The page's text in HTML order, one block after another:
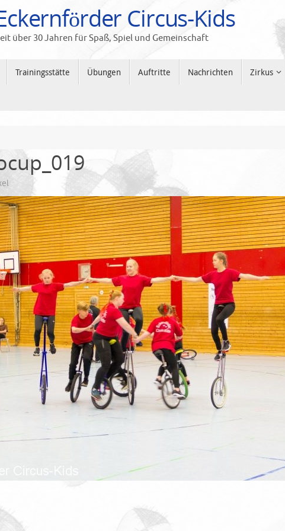
Circus-Kids
über 30 Jahren für Spaß, Spiel und Gemeinschaft
Trainingsstätte Übungen Auftritte Nachrichten Zirkus